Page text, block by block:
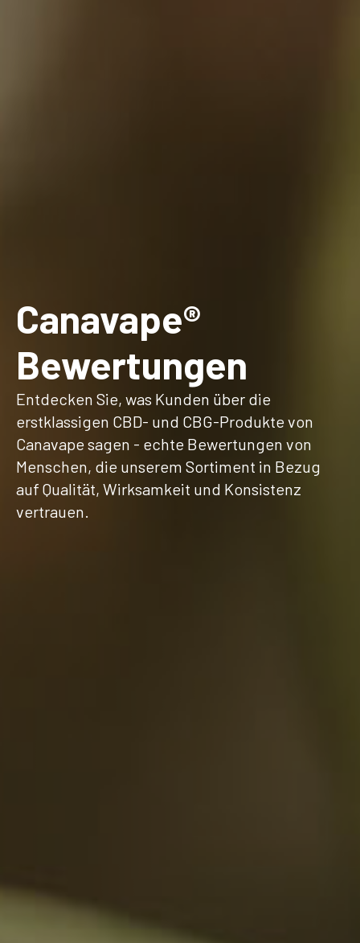
Canavape®
Bewertungen
Entdecken Sie, was Kunden über die
erstklassigen CBD- und CBG-Produkte von
Canavape sagen - echte Bewertungen von
Menschen, die unserem Sortiment in Bezug
auf Qualität, Wirksamkeit und Konsistenz
vertrauen.